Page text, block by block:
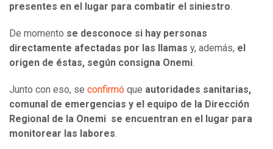
presentes en el lugar para combatir el siniestro.
De momento se desconoce si hay personas
directamente afectadas por las llamas y, además, el
origen de éstas, según consigna Onemi.
Junto con eso, se confirmó que autoridades sanitarias,
comunal de emergencias y el equipo de la Dirección
Regional de la Onemi se encuentran en el lugar para
monitorear las labores.